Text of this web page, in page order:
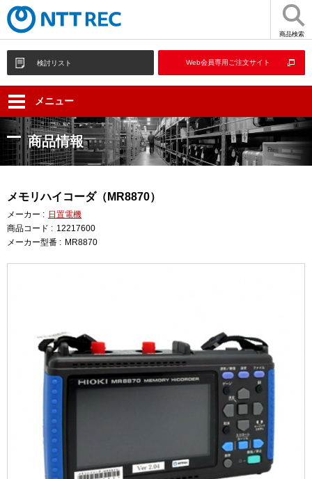
商品検索
検討リスト Web会員専用ご注文サイト
メニュー
商品情報
メモリハイコーダ（MR8870）
メーカー : 日置電機
商品コード : 12217600
メーカー型番 : MR8870